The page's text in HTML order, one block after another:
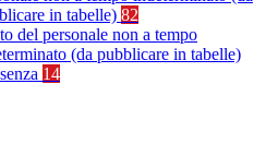
in tabelle) 82
del personale non a tempo
(da pubblicare in tabelle)
14